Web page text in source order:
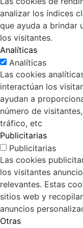
analizar los índices
que ayuda a brindar
los visitantes.
Analíticas
Analíticas
Las cookies
interactúan los
ayudan a
número de
tráfico, etc
Publicitarias
Publicitarias
Las cookies
los visitantes
relevantes. Estas
sitios web y
anuncios
Otras